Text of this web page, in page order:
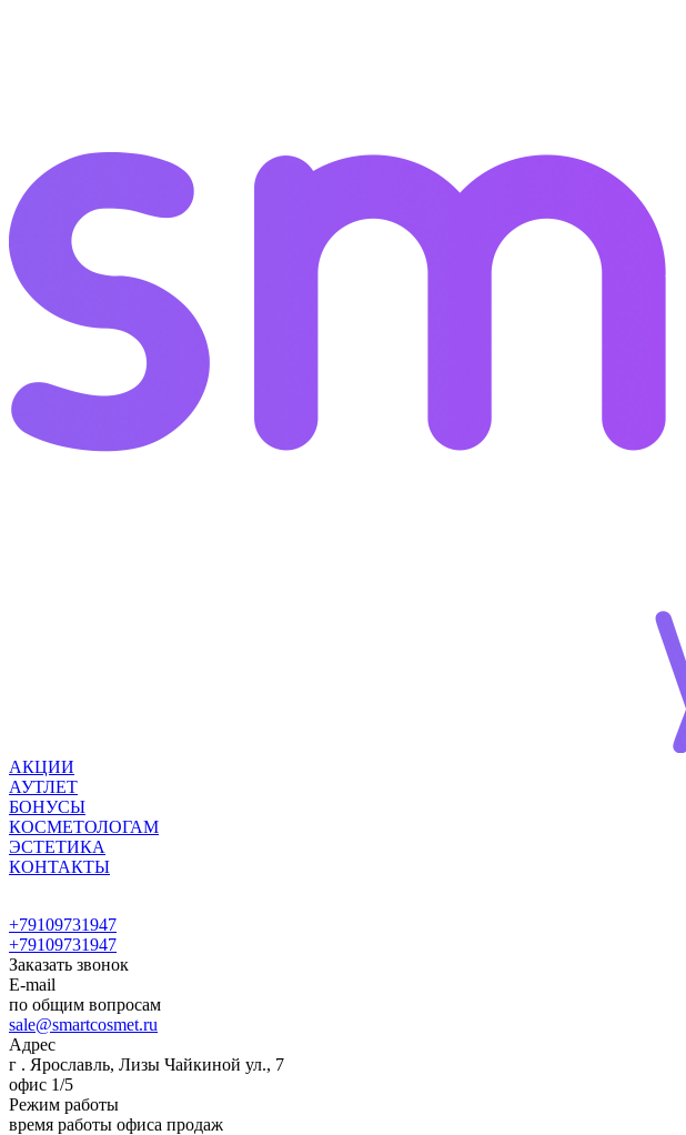
АКЦИИ
АУТЛЕТ
БОНУСЫ
КОСМЕТОЛОГАМ
ЭСТЕТИКА
КОНТАКТЫ
+79109731947
+79109731947
Заказать звонок
E-mail
по общим вопросам
sale@smartcosmet.ru
Адрес
г . Ярославль, Лизы Чайкиной ул., 7
офис 1/5
Режим работы
время работы офиса продаж